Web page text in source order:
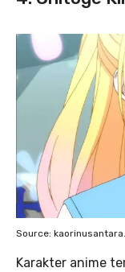
Source:
Karakter anime